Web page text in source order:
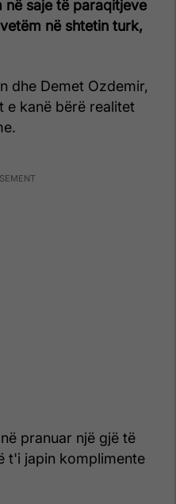
në saje të paraqitjeve
në shtetin turk,
dhe Demet Ozdemir,
e kanë bërë realitet
pranuar një gjë të
t'i japin komplimente